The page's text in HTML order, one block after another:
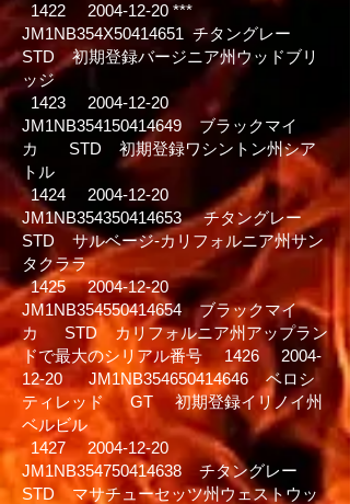
1422
2004-12-20 ***
JM1NB354X50414651 チタングレー
STD
初期登録バージニア州ウッドブリ
ッジ
1423
2004-12-20
JM1NB354150414649
ブラックマイ
カ
STD
初期登録ワシントン州シア
トル
1424
2004-12-20
JM1NB354350414653
チタングレー
STD
サルベージ-カリフォルニア州サン
タクララ
1425
2004-12-20
JM1NB354550414654
ブラックマイ
カ
STD
カリフォルニア州アップラン
ドで最大のシリアル番号
1426
2004-
12-20
JM1NB354650414646
ベロシ
ティレッド
GT
初期登録イリノイ州
ベルビル
1427
2004-12-20
JM1NB354750414638
チタングレー
STD
マサチューセッツ州ウェストウッ